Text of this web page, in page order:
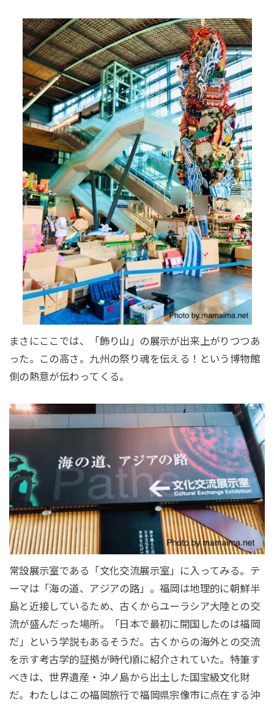
まさにここでは、「飾り山」の展示が出来上がりつつあ
った。この高さ。九州の祭り魂を伝える！という博物館
側の熱意が伝わってくる。
常設展示室である「文化交流展示室」に入ってみる。テ
ーマは「海の道、アジアの路」。福岡は地理的に朝鮮半
島と近接しているため、古くからユーラシア大陸との交
流が盛んだった場所。「日本で最初に開国したのは福岡
だ」という学説もあるそうだ。古くからの海外との交流
を示す考古学的証拠が時代順に紹介されていた。特筆す
べきは、世界遺産・沖ノ島から出土した国宝級文化財
だ。わたしはこの福岡旅行で福岡県宗像市に点在する沖